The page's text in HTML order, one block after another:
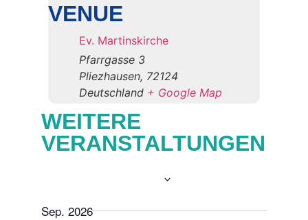
VENUE
Ev. Martinskirche
Pfarrgasse 3
Pliezhausen, 72124
Deutschland + Google Map
WEITERE
VERANSTALTUNGEN
date.
Sep. 2026